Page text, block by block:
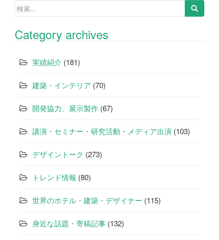
ゲ
ー
ョ
ン
検
Category archives
実績紹介 (181)
建築・インテリア (70)
開発協力、展示製作 (67)
講演・セミナー・研究活動・メディア出演 (103)
デザイントーク (273)
トレンド情報 (80)
世界のホテル・建築・デザイナー (115)
身近な話題・寄稿記事 (132)